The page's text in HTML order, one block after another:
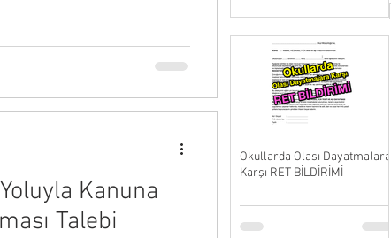
Kanuna
Talebi
Okullarda Olası Dayatmalara
Karşı RET BİLDİRİMİ